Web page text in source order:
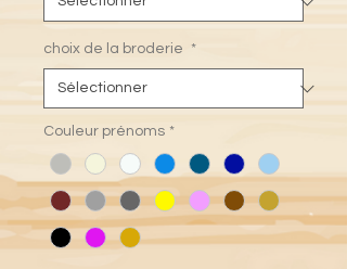
choix de la broderie *
Couleur prénoms *